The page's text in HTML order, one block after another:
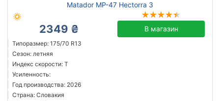
Matador MP-47 Hectorra 3
2349 ₴ В магазин
Типоразмер: 175/70 R13
Сезон: летняя
Индекс скорости: T
Усиленность:
Год производства: 2026
Страна: Словакия